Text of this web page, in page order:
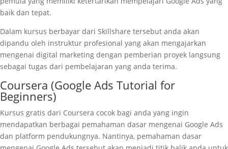
baik dan tepat.
Dalam kursus berbayar dari Skillshare tersebut anda akan
dipandu oleh instruktur profesional yang akan mengajarkan
mengenai digital marketing dengan pemberian proyek langsung
sebagai tugas dari pembelajaran yang anda terima.
Coursera (Google Ads Tutorial for
Beginners)
Kursus gratis dari Coursera cocok bagi anda yang ingin
mendapatkan berbagai pemahaman dasar mengenai Google Ads
dan platform pendukungnya. Nantinya, pemahaman dasar